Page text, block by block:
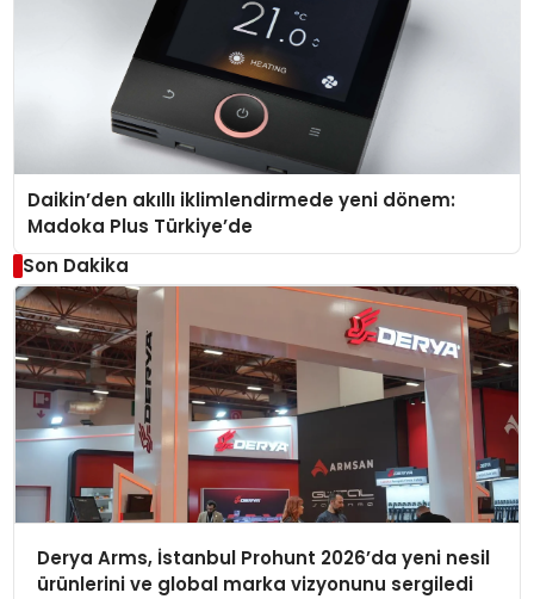
Daikin’den akıllı iklimlendirmede yeni dönem:
Madoka Plus Türkiye’de
Son Dakika
Derya Arms, İstanbul Prohunt 2026’da yeni nesil
ürünlerini ve global marka vizyonunu sergiledi